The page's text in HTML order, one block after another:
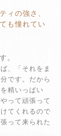
ィの強さ、
も憧れてい
。
、「それをま
です。だから
精いっぱい
って頑張って
てくれるので
って来られた